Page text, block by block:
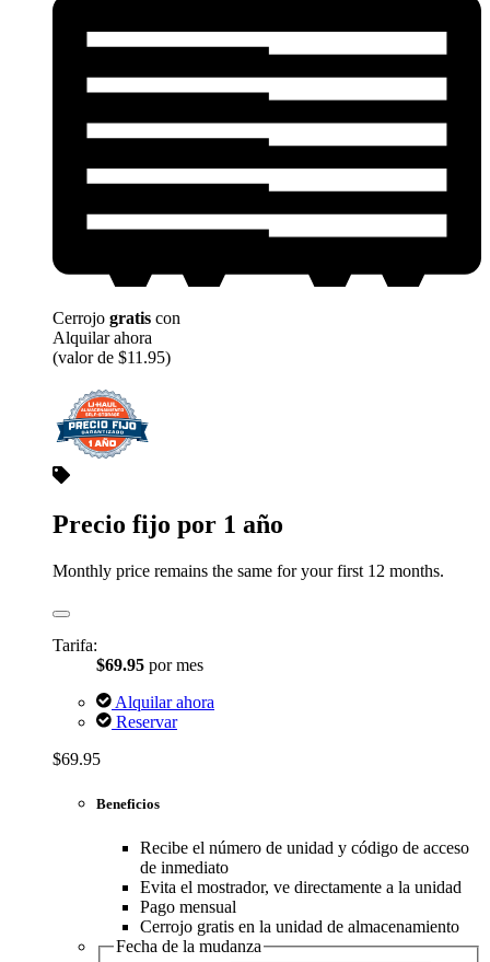
Cerrojo gratis con
Alquilar ahora
(valor de $11.95)
Precio fijo por 1 año
Monthly price remains the same for your first 12 months.
Tarifa:
$69.95 por mes
Alquilar ahora
Reservar
$69.95
Beneficios
Recibe el número de unidad y código de acceso
de inmediato
Evita el mostrador, ve directamente a la unidad
Pago mensual
Cerrojo gratis en la unidad de almacenamiento
Fecha de la mudanza